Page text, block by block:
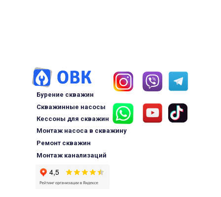
Бурение скважин
Скважинные насосы
Кессоны для скважин
Ремонт скважин
Монтаж насоса в скважину
Монтаж канализаций